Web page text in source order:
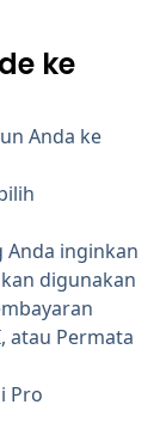
ke
Anda ke
Anda inginkan
digunakan
atau Permata
Pro